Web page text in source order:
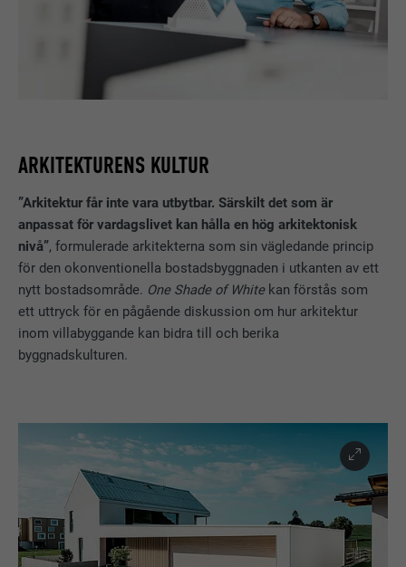
ARKITEKTURENS KULTUR
”Arkitektur får inte vara utbytbar. Särskilt det som är
anpassat för vardagslivet kan hålla en hög arkitektonisk
nivå”, formulerade arkitekterna som sin vägledande princip
för den okonventionella bostadsbyggnaden i utkanten av ett
nytt bostadsområde. One Shade of Whitekan förstås som
ett uttryck för en pågående diskussion om hur arkitektur
inom villabyggande kan bidra till och berika
byggnadskulturen.